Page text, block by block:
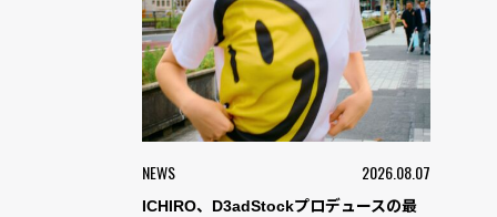
NEWS 2026.08.07
ICHIRO、D3adStockプロデュースの最